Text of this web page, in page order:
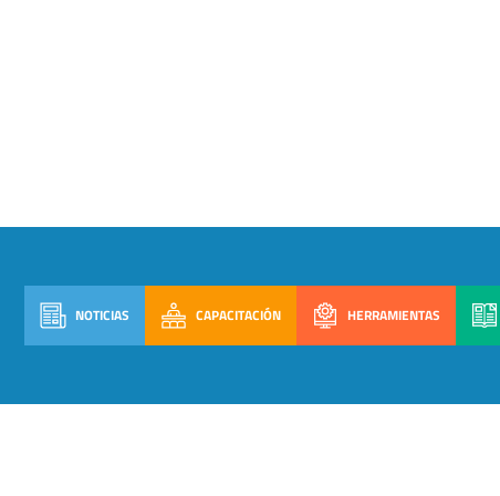
NOTICIAS CAPACITACIÓN HERRAMIENTAS